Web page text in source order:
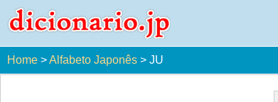
Home >Alfabeto Japonês > JU